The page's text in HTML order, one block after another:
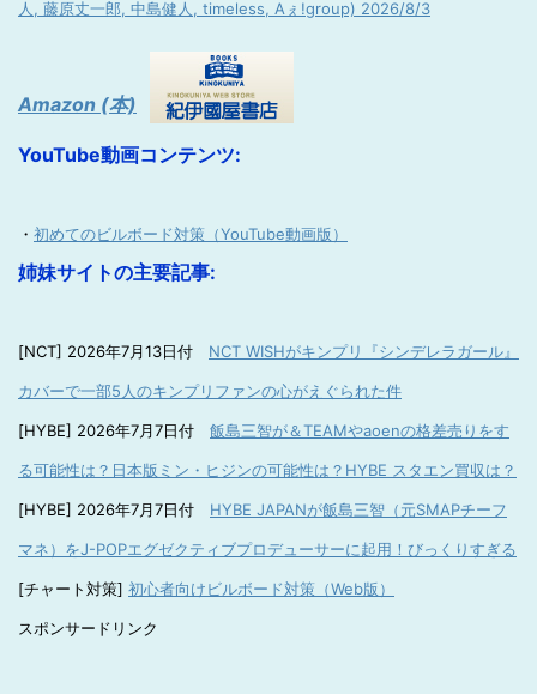
人, 藤原丈一郎, 中島健人, timeless, Aぇ!group) 2026/8/3
Amazon (本)
YouTube動画コンテンツ:
・ 初めてのビルボード対策（YouTube動画版）
姉妹サイトの主要記事:
[NCT] 2026年7月13日付 NCT WISHがキンプリ『シンデレラガール』
カバーで一部5人のキンプリファンの心がえぐられた件
[HYBE] 2026年7月7日付 飯島三智が＆TEAMやaoenの格差売りをす
る可能性は？日本版ミン・ヒジンの可能性は？HYBE スタエン買収は？
[HYBE] 2026年7月7日付 HYBE JAPANが飯島三智（元SMAPチーフ
マネ）をJ-POPエグゼクティブプロデューサーに起用！びっくりすぎる
[チャート対策] 初心者向けビルボード対策（Web版）
スポンサードリンク